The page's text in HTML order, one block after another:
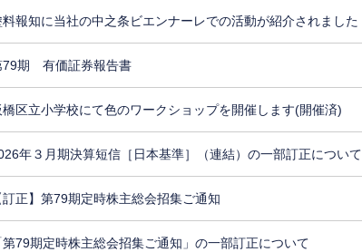
料報知に当社の中之条ビエンナーレでの活動が紹介されました
79期 有価証券報告書
橋区立小学校にて色のワークショップを開催します(開催済)
年３月期決算短信［日本基準］（連結）の一部訂正について
訂正】第79期定時株主総会招集ご通知
第79期定時株主総会招集ご通知」の一部訂正について